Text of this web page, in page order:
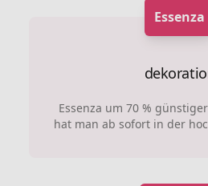
Essenza
Essenza um 70 %
hat man ab sofort in der